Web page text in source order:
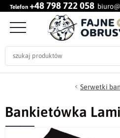
Telefon +48 798 722 058
Serwetki
Bankietówka